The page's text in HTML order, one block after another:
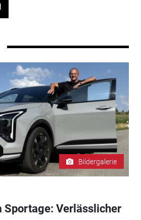
Bildergalerie
Sportage: Verlässlicher